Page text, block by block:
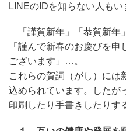
LINEのIDを知らない人もい
「謹賀新年」「恭賀新年
「謹んで新春のお慶びを
ございます」…。
これらの賀詞（がし）には
込められています。したが
印刷したり手書きしたりす